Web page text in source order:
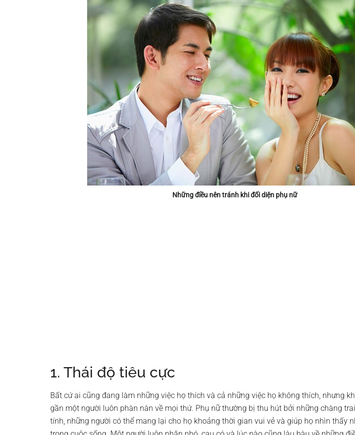
Những điều nên tránh khi đối diện phụ nữ
1. Thái độ tiêu cực
Bất cứ ai cũng đang làm những việc họ thích và cả những việc họ không thích, nhưng
gần một người luôn phàn nàn về mọi thứ. Phụ nữ thường bị thu hút bởi những chàng
tính, những người có thể mang lại cho họ khoảng thời gian vui vẻ và giúp họ nhìn thấy